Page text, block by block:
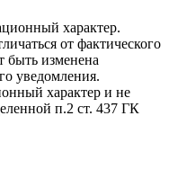
характер.
от фактического
быть изменена
уведомления.
характер и не
п.2 ст. 437 ГК